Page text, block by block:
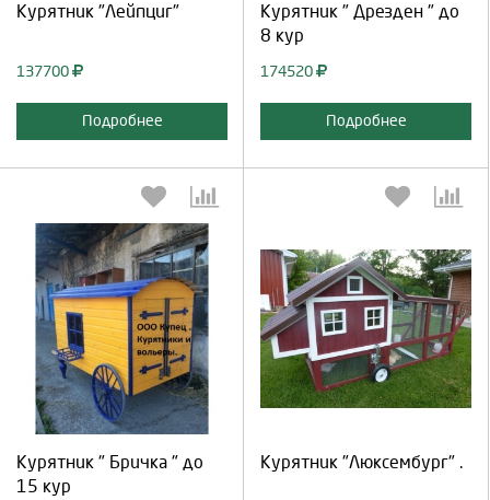
Курятник "Лейпциг"
137700
Подробнее
Курятник " Дрезден " до
8 кур
174520
Подробнее
Курятник " Бричка " до
15 кур
Выберите количество:
Продолжить Отмена
Курятник "Люксембург" .
Выберите количество: